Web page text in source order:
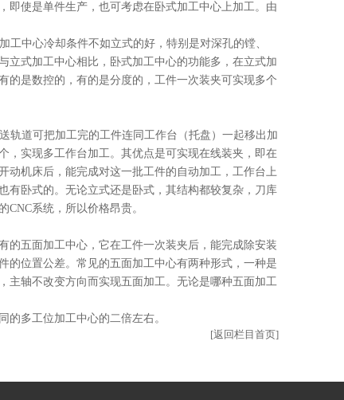
即使是单件生产，也可考虑在卧式加工中心上加工。由
中心冷却条件不如立式的好，特别是对深孔的镗、
立式加工中心相比，卧式加工中心的功能多，在立式加
的是数控的，有的是分度的，工件一次装夹可实现多个
轨道可把加工完的工件连同工作台（托盘）一起移出加
，实现多工作台加工。其优点是可实现在线装夹，即在
动机床后，能完成对这一批工件的自动加工，工作台上
有卧式的。无论立式还是卧式，其结构都较复杂，刀库
系统，所以价格昂贵。
的五面加工中心，它在工件一次装夹后，能完成除安装
的位置公差。常见的五面加工中心有两种形式，一种是
主轴不改变方向而实现五面加工。无论是哪种五面加工
多工位加工中心的二倍左右。
[返回栏目首页]